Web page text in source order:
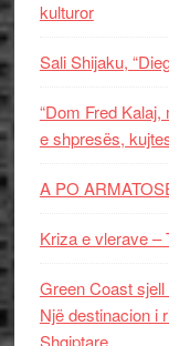
kulturor
Sali Shijaku,
“Dom Fred
e shpresës,
A PO
Kriza e vlerave –
Green Coast
Një destinacion i
Shqiptare